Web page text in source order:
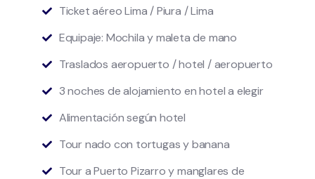
Ticket aéreo Lima / Piura / Lima
Equipaje: Mochila y maleta de mano
Traslados aeropuerto / hotel / aeropuerto
3 noches de alojamiento en hotel a elegir
Alimentación según hotel
Tour nado con tortugas y banana
Tour a Puerto Pizarro y manglares de